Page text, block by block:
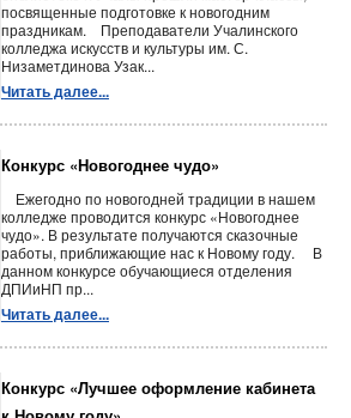
посвященные подготовке к новогодним
праздникам. Преподаватели Учалинского
колледжа искусств и культуры им. С.
Низаметдинова Узак...
Читать далее...
Конкурс «Новогоднее чудо»
Ежегодно по новогодней традиции в нашем
колледже проводится конкурс «Новогоднее
чудо». В результате получаются сказочные
работы, приближающие нас к Новому году. В
данном конкурсе обучающиеся отделения
ДПИиНП пр...
Читать далее...
Конкурс «Лучшее оформление кабинета